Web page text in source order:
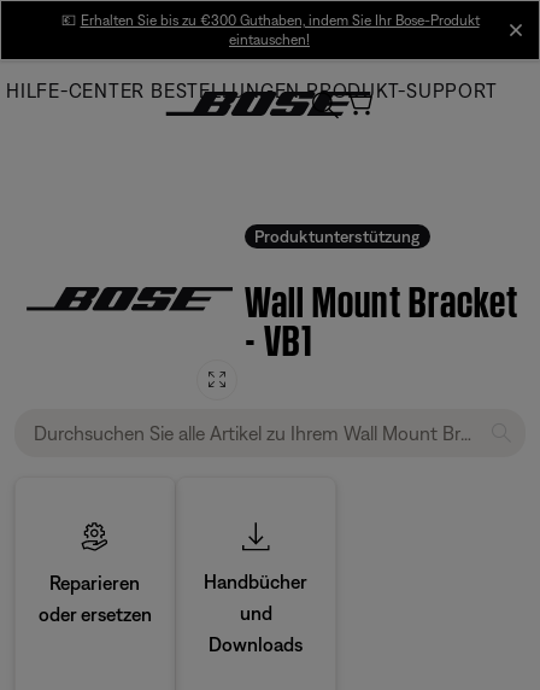
Main
💶 Erhalten Sie bis zu €300 Guthaben, indem Sie Ihr Bose-Produkt
eintauschen!
HILFE-CENTER BESTELLUNGEN PRODUKT-SUPPORT
Produktunterstützung
Wall Mount Bracket
- VB1
Reparieren
oder ersetzen
Handbücher
und
Downloads